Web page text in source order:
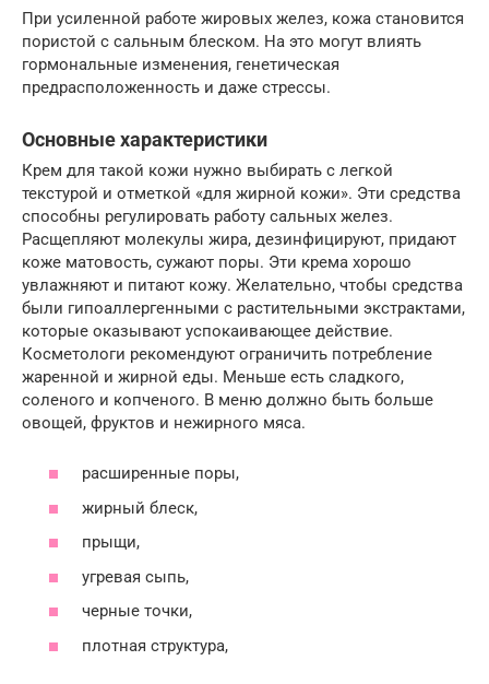
При усиленной работе жировых желез, кожа становится
пористой с сальным блеском. На это могут влиять
гормональные изменения, генетическая
предрасположенность и даже стрессы.
Основные характеристики
Крем для такой кожи нужно выбирать с легкой
текстурой и отметкой «для жирной кожи». Эти средства
способны регулировать работу сальных желез.
Расщепляют молекулы жира, дезинфицируют, придают
коже матовость, сужают поры. Эти крема хорошо
увлажняют и питают кожу. Желательно, чтобы средства
были гипоаллергенными с растительными экстрактами,
которые оказывают успокаивающее действие.
Косметологи рекомендуют ограничить потребление
жаренной и жирной еды. Меньше есть сладкого,
соленого и копченого. В меню должно быть больше
овощей, фруктов и нежирного мяса.
расширенные поры,
жирный блеск,
прыщи,
угревая сыпь,
черные точки,
плотная структура,